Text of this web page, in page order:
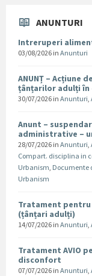
ANUNTURI
Intreruperi
03/08/2026 in Anunturi
ANUNȚ – Acțiune
țânțarilor adulți în
30/07/2026 in Anunturi,
Anunt –
administrative –
28/07/2026 in Anunturi,
Compart. disciplina in
Urbanism, Documente
Urbanism
Tratament
(țânțari adulți)
14/07/2026 in Anunturi,
Tratament AVIO
disconfort
07/07/2026 in Anunturi,